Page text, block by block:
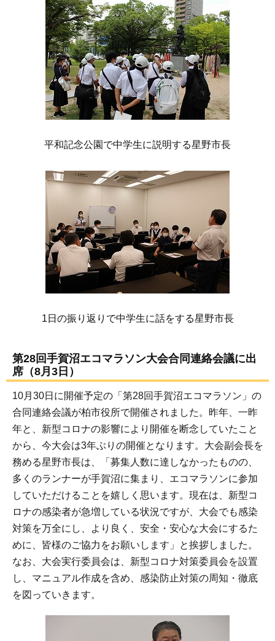
平和記念公園で中学生に説明する星野市長
1日の振り返りで中学生に話をする星野市長
第28回手賀沼エコマラソン大会合同連絡会議に出
席（8月3日）
10月30日に開催予定の「第28回手賀沼エコマラソン」の
合同連絡会議が柏市役所で開催されました。昨年、一昨
年と、新型コロナの影響により開催を断念していたこと
から、今大会は3年ぶりの開催となります。大会副会長を
務める星野市長は、「募集人数に達しなかったものの、
多くのランナーが手賀沼に集まり、エコマラソンに参加
していただけることを嬉しく思います。現在は、新型コ
ロナの感染者が急増している状況ですが、大会でも感染
対策を万全にし、より良く、安全・安心な大会にするた
めに、皆様のご協力をお願いします」と挨拶しました。
なお、大会実行委員会は、新型コロナ対策委員会を設置
し、マニュアル作成を含め、感染防止対策の周知・徹底
を図っていきます。